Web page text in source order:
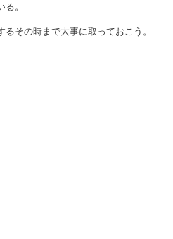
。
その時まで大事に取っておこう。